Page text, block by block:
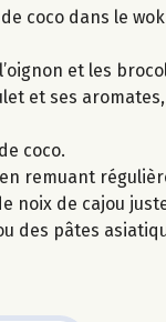
coco dans le
et les
et ses
coco.
remuant
noix de cajou
des pâtes